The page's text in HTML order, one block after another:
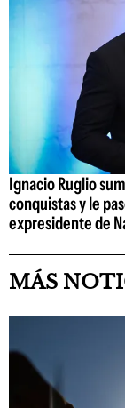
Ignacio Ruglio
conquistas y le
expresidente de
MÁS